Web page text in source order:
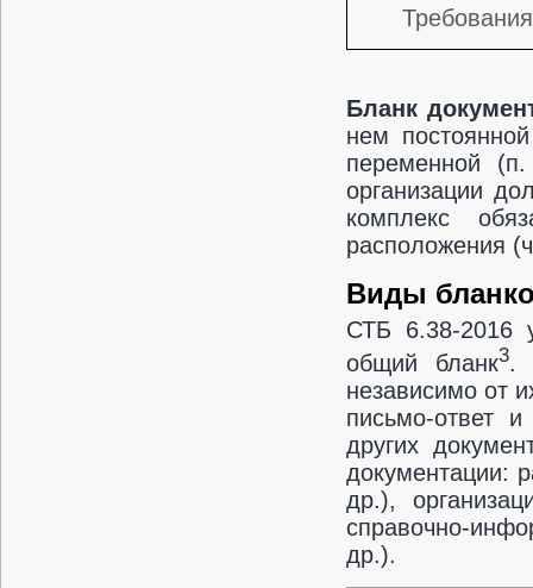
Бланк
нем
переменной
организации
комплекс
расположения
Виды
СТБ 6.38-2016
общий бланк3.
независимо от
письмо-ответ
других
документации:
др.),
справочно-
др.).